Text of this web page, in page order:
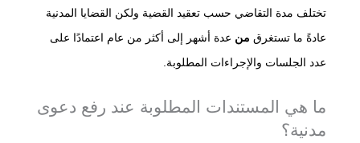
تختلف مدة التقاضي حسب تعقيد القضية ولكن القضايا المدنية
عادةً ما تستغرق من عدة أشهر إلى أكثر من عام اعتمادًا على
عدد الجلسات والإجراءات المطلوبة.
ما هي المستندات المطلوبة عند رفع دعوى
مدنية؟